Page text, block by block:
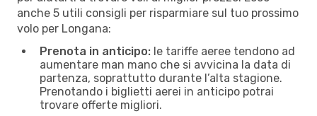
anche 5 utili consigli per risparmiare sul tuo prossimo
volo per Longana:
Prenota in anticipo: le tariffe aeree tendono ad
aumentare man mano che si avvicina la data di
partenza, soprattutto durante l’alta stagione.
Prenotando i biglietti aerei in anticipo potrai
trovare offerte migliori.